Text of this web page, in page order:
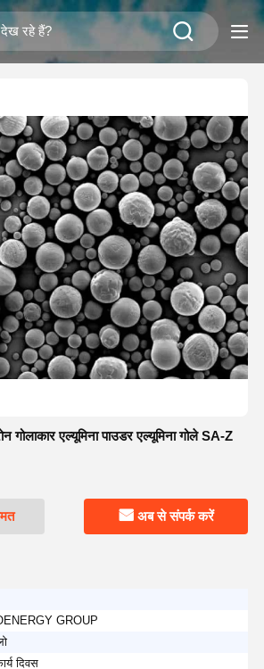
गोलाकार एल्यूमिना पाउडर एल्यूमिना गोले SA-Z
अब से संपर्क करें
GROUP
दिवस